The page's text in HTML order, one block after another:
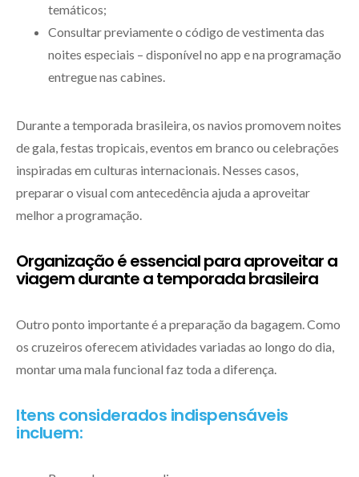
temáticos;
Consultar previamente o código de vestimenta das
noites especiais – disponível no app e na programação
entregue nas cabines.
Durante a temporada brasileira, os navios promovem noites
de gala, festas tropicais, eventos em branco ou celebrações
inspiradas em culturas internacionais. Nesses casos,
preparar o visual com antecedência ajuda a aproveitar
melhor a programação.
Organização é essencial para aproveitar a
viagem durante a temporada brasileira
Outro ponto importante é a preparação da bagagem. Como
os cruzeiros oferecem atividades variadas ao longo do dia,
montar uma mala funcional faz toda a diferença.
Itens considerados indispensáveis
incluem: